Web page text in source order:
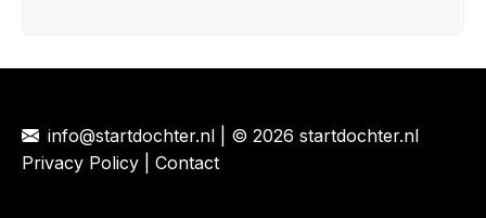
info@startdochter.nl | © 2026 startdochter.nl
Privacy Policy
Contact